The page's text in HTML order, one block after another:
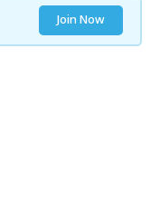
Join Now